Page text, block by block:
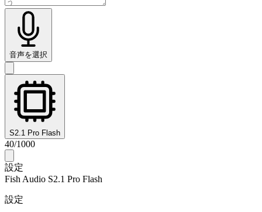
音声を選択
S2.1 Pro Flash
40/1000
設定
Fish Audio S2.1 Pro Flash
設定